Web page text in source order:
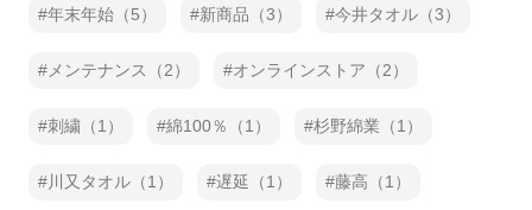
年末年始（5） 新商品（3） 今井タオル（3）
メンテナンス（2） オンラインストア（2）
刺繍（1） 綿100％（1） 杉野綿業（1）
川又タオル（1） 遅延（1） 藤高（1）